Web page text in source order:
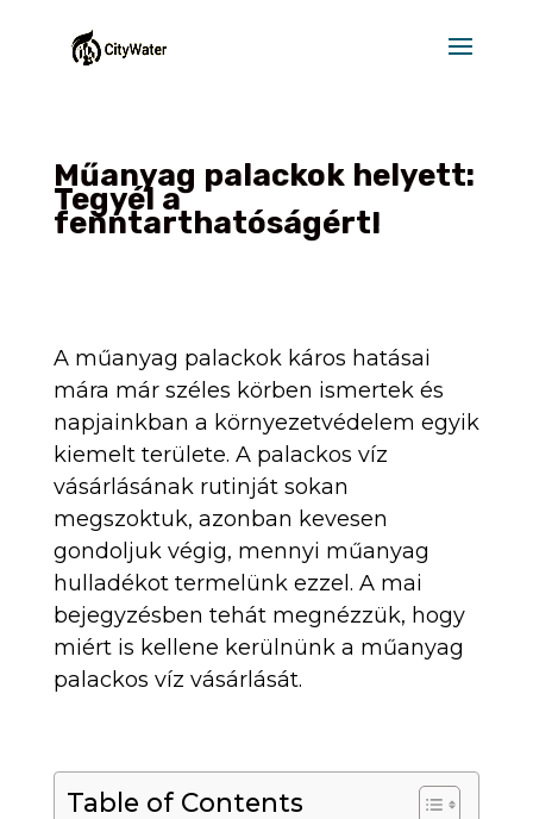
Műanyag palackok helyett:
Tegyél a
fenntarthatóságért!
A műanyag palackok káros hatásai
mára már széles körben ismertek és
napjainkban a környezetvédelem egyik
kiemelt területe. A palackos víz
vásárlásának rutinját sokan
megszoktuk, azonban kevesen
gondoljuk végig, mennyi műanyag
hulladékot termelünk ezzel. A mai
bejegyzésben tehát megnézzük, hogy
miért is kellene kerülnünk a műanyag
palackos víz vásárlását.
Table of Contents